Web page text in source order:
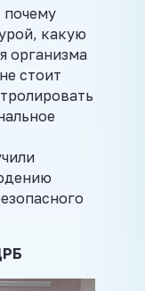
какую
организма
стоит